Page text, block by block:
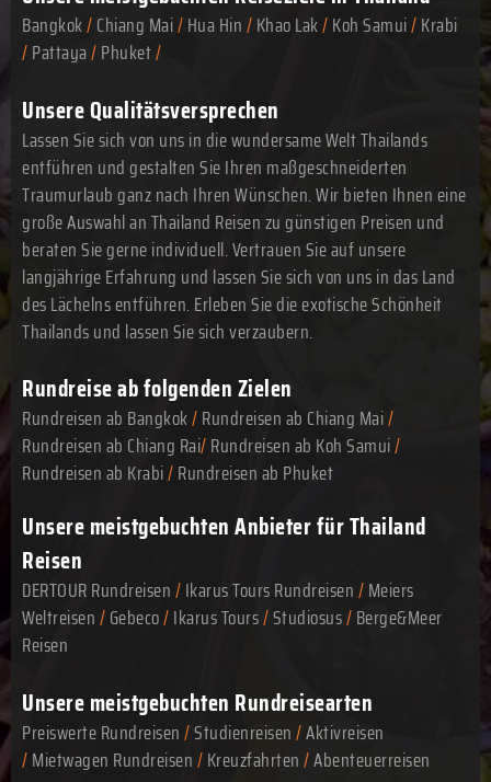
Bangkok/Chiang Mai/Hua Hin/Khao Lak/Koh Samui/Krabi
/Pattaya/Phuket/
Unsere Qualitätsversprechen
Lassen Sie sich von uns in die wundersame Welt Thailands
entführen und gestalten Sie Ihren maßgeschneiderten
Traumurlaub ganz nach Ihren Wünschen. Wir bieten Ihnen eine
große Auswahl an Thailand Reisen zu günstigen Preisen und
beraten Sie gerne individuell. Vertrauen Sie auf unsere
langjährige Erfahrung und lassen Sie sich von uns in das Land
des Lächelns entführen. Erleben Sie die exotische Schönheit
Thailands und lassen Sie sich verzaubern.
Rundreise ab folgenden Zielen
Rundreisen ab Bangkok/Rundreisen ab Chiang Mai/
Rundreisen ab Chiang Rai/Rundreisen ab Koh Samui/
Rundreisen ab Krabi/Rundreisen ab Phuket
Unsere meistgebuchten Anbieter für Thailand
Reisen
DERTOUR Rundreisen/Ikarus Tours Rundreisen/Meiers
Weltreisen/Gebeco/Ikarus Tours/Studiosus/Berge&Meer
Reisen
Unsere meistgebuchten Rundreisearten
Preiswerte Rundreisen/Studienreisen/Aktivreisen
/Mietwagen Rundreisen/Kreuzfahrten/Abenteuerreisen